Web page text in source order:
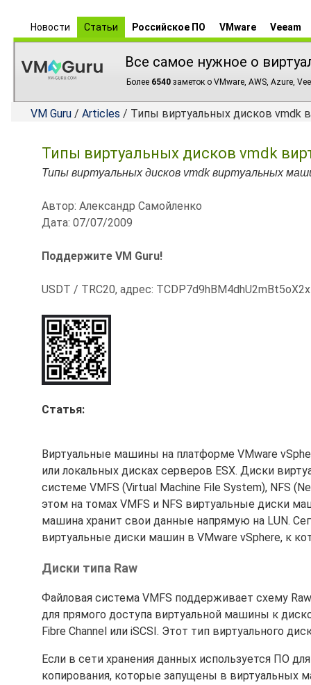
Новости Статьи Российское ПО VMware Veeam
Все самое нужное о
Более 6540 заметок о VMware, AWS, Azure,
VM Guru / Articles / Типы виртуальных дисков vmdk
Типы виртуальных дисков vmdk
Типы виртуальных дисков vmdk виртуальных
Автор: Александр Самойленко
Дата: 07/07/2009
Поддержите VM Guru!
USDT / TRC20, адрес:
Статья:
Виртуальные машины на платформе VMware
или локальных дисках серверов ESX. Диски
системе VMFS (Virtual Machine File System), NFS
этом на томах VMFS и NFS виртуальные диски
машина хранит свои данные напрямую на LUN.
виртуальные диски машин в VMware vSphere, к
Диски типа Raw
Файловая система VMFS поддерживает схему
для прямого доступа виртуальной машины к
Fibre Channel или iSCSI. Этот тип виртуального
Если в сети хранения данных используется ПО
копирования, которые запущены в виртуальных